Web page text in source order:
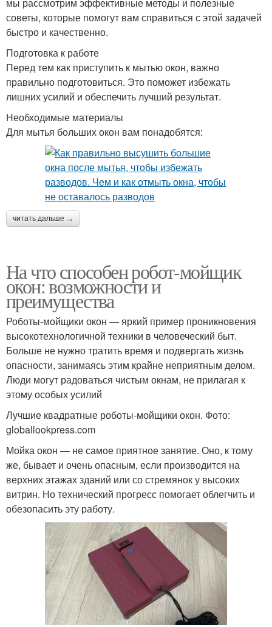
советы, которые помогут вам справиться с этой задачей
быстро и качественно.
Подготовка к работе
Перед тем как приступить к мытью окон, важно
правильно подготовиться. Это поможет избежать
лишних усилий и обеспечить лучший результат.
Необходимые материалы
Для мытья больших окон вам понадобятся:
читать дальше →
На что способен робот-мойщик
окон: возможности и
преимущества
Роботы-мойщики окон — яркий пример проникновения
высокотехнологичной техники в человеческий быт.
Больше не нужно тратить время и подвергать жизнь
опасности, занимаясь этим крайне неприятным делом.
Люди могут радоваться чистым окнам, не прилагая к
этому особых усилий
Лучшие квадратные роботы-мойщики окон. Фото:
globallookpress.com
Мойка окон — не самое приятное занятие. Оно, к тому
же, бывает и очень опасным, если производится на
верхних этажах зданий или со стремянок у высоких
витрин. Но технический прогресс помогает облегчить и
обезопасить эту работу.